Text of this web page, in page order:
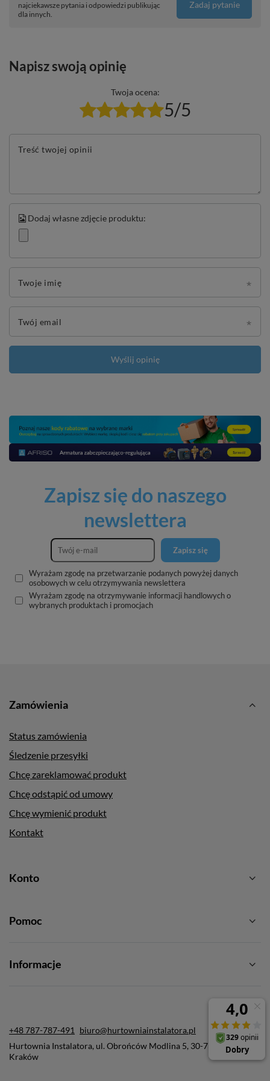
najciekawsze pytania i odpowiedzi publikując
dla innych.
Zadaj pytanie
Napisz swoją opinię
Twoja ocena:
5/5
Treść twojej opinii
Dodaj własne zdjęcie produktu:
Twoje imię
Twój email
Wyślij opinię
Zapisz się do naszego
newslettera
Zapisz się
Wyrażam zgodę na przetwarzanie podanych powyżej danych
osobowych w celu otrzymywania newslettera
Wyrażam zgodę na otrzymywanie informacji handlowych o
wybranych produktach i promocjach
Zamówienia
Status zamówienia
Śledzenie przesyłki
Chcę zareklamować produkt
Chcę odstąpić od umowy
Chcę wymienić produkt
Kontakt
Konto
Pomoc
Informacje
+48 787-787-491
biuro@hurtowniainstalatora.pl
Hurtownia Instalatora, ul. Obrońców Modlina 5, 30-733
Kraków